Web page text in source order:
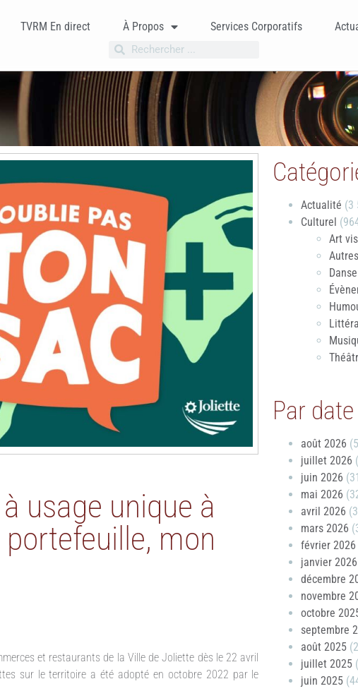
TVRM En direct À Propos Services Corporatifs
usage unique à
mon
et restaurants de la Ville de Joliette dès le 22 avril
sur le territoire a été adopté en octobre 2022 par le
Actualité (3
Culturel
Art
Autres
Danse
Par date
août 2026
juillet 2026
juin 2026
mai 2026
avril 2026
mars 2026
février 2026
janvier 2026
décembre
novembre
octobre
septembre
août 2025
juillet 2025
juin 2025